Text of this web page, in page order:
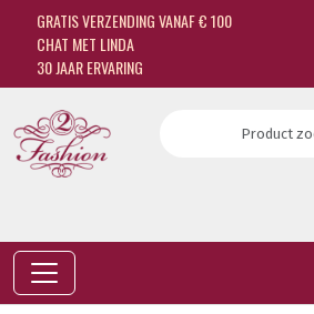
GRATIS VERZENDING VANAF € 100
CHAT MET LINDA
30 JAAR ERVARING